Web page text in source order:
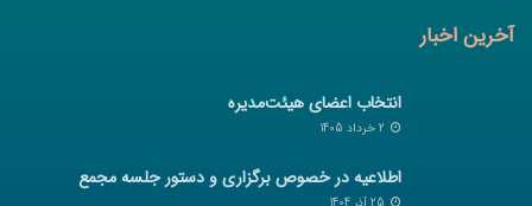
آخرین اخبار
انتخاب اعضای هیئت‌مدیره
اطلاعیه در خصوص برگزاری و دستور جلسه مجمع